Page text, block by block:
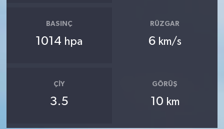
BASINÇ
1014 hpa
RÜZGAR
6 km/s
ÇIY
3.5
GÖRÜŞ
10 km